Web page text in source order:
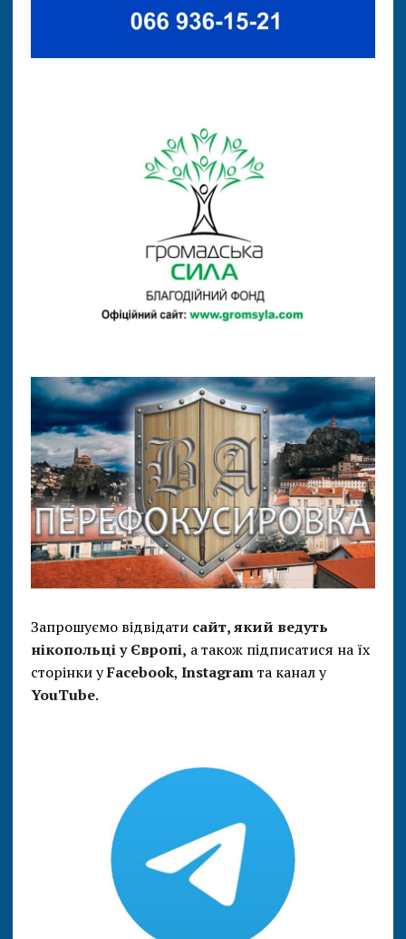
Запрошуємо відвідати сайт, який ведуть
нікопольці у Європі, а також підписатися на їх
сторінки уFacebook, Instagramта канал у
YouTube.